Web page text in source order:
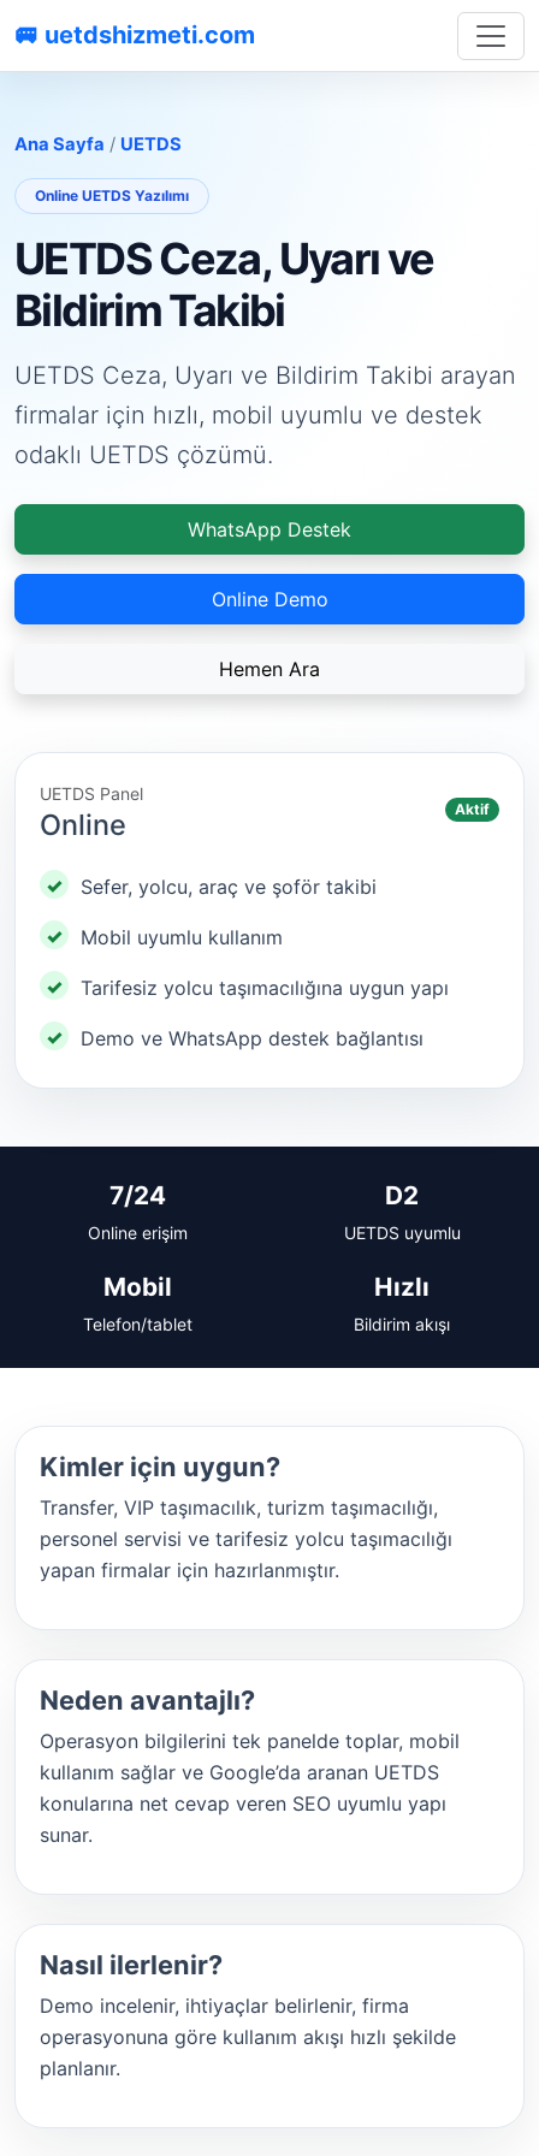
🚐 uetdshizmeti.com
Ana Sayfa / UETDS
Online UETDS Yazılımı
UETDS Ceza, Uyarı ve
Bildirim Takibi
UETDS Ceza, Uyarı ve Bildirim Takibi arayan
firmalar için hızlı, mobil uyumlu ve destek
odaklı UETDS çözümü.
WhatsApp Destek
Online Demo
Hemen Ara
UETDS Panel
Online Aktif
Sefer, yolcu, araç ve şoför takibi
Mobil uyumlu kullanım
Tarifesiz yolcu taşımacılığına uygun yapı
Demo ve WhatsApp destek bağlantısı
7/24
Online erişim
D2
UETDS uyumlu
Mobil
Telefon/tablet
Hızlı
Bildirim akışı
Kimler için uygun?
Transfer, VIP taşımacılık, turizm taşımacılığı,
personel servisi ve tarifesiz yolcu taşımacılığı
yapan firmalar için hazırlanmıştır.
Neden avantajlı?
Operasyon bilgilerini tek panelde toplar, mobil
kullanım sağlar ve Google’da aranan UETDS
konularına net cevap veren SEO uyumlu yapı
sunar.
Nasıl ilerlenir?
Demo incelenir, ihtiyaçlar belirlenir, firma
operasyonuna göre kullanım akışı hızlı şekilde
planlanır.